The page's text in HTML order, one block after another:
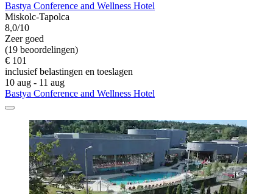
Bastya Conference and Wellness Hotel
Miskolc-Tapolca
8,0/10
Zeer goed
(19 beoordelingen)
€ 101
inclusief belastingen en toeslagen
10 aug - 11 aug
Bastya Conference and Wellness Hotel